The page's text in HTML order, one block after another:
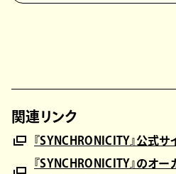
関連リンク
『SYNCHRONICITY』公式サ
『SYNCHRONICITY』のオ